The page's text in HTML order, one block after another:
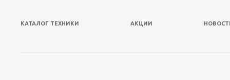
КАТАЛОГ ТЕХНИКИ АКЦИИ